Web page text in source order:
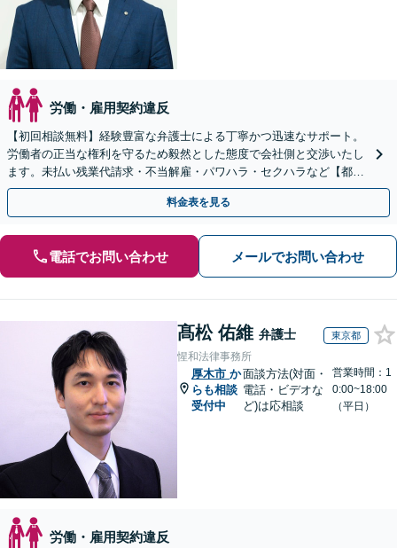
労働・雇用契約違反
【初回相談無料】経験豊富な弁護士による丁寧かつ迅速なサポート。
労働者の正当な権利を守るため毅然とした態度で会社側と交渉いたし
ます。未払い残業代請求・不当解雇・パワハラ・セクハラなど【都庁
前駅直結】【複数拠点あり】
料金表を見る
電話でお問い合わせ メールでお問い合わせ
髙松 佑維 弁護士 東京都
惺和法律事務所
厚木市 か
らも相談
受付中
面談方法(対面・
電話・ビデオな
ど)は応相談
営業時間：1
0:00~18:00
（平日）
労働・雇用契約違反